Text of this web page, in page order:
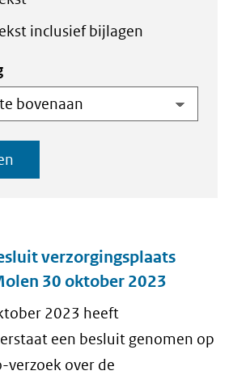
inclusief bijlagen
verzorgingsplaats
30 oktober 2023
2023 heeft
een besluit genomen op
verzoek over de